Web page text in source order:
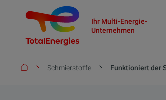
Ihr Multi-Energie-
Unternehmen
Pfadnavigation
Schmierstoffe Funktioniert der